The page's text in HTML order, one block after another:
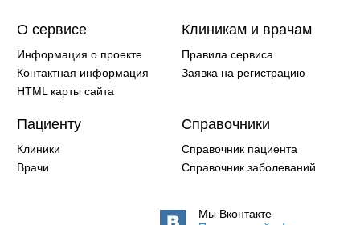
О сервисе
Информация о проекте
Контактная информация
HTML карты сайта
Клиникам и врачам
Правила сервиса
Заявка на регистрацию
Пациенту
Клиники
Врачи
Справочники
Справочник пациента
Справочник заболеваний
Мы Вконтакте